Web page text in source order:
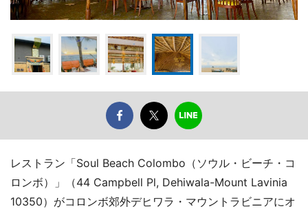
レストラン「Soul Beach Colombo（ソウル・ビーチ・コ
ロンボ）」（44 Campbell Pl, Dehiwala-Mount Lavinia
10350）がコロンボ郊外デヒワラ・マウントラビニアにオ